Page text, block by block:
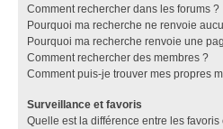
Comment rechercher dans les forums ?
Pourquoi ma recherche ne renvoie
Pourquoi ma recherche renvoie une
Comment rechercher des membres ?
Comment puis-je trouver mes propres
Surveillance et favoris
Quelle est la différence entre les